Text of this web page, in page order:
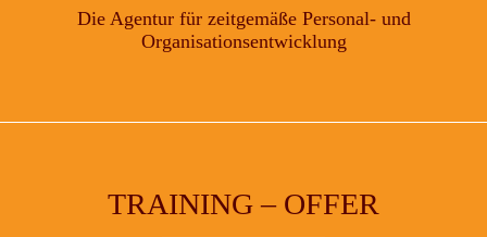
Die Agentur für zeitgemäße Personal- und
Organisationsentwicklung
TRAINING – OFFER